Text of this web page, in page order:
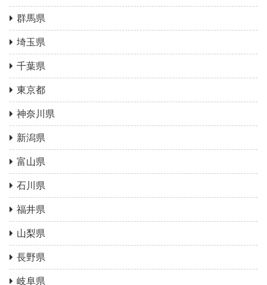
群馬県
埼玉県
千葉県
東京都
神奈川県
新潟県
富山県
石川県
福井県
山梨県
長野県
岐阜県